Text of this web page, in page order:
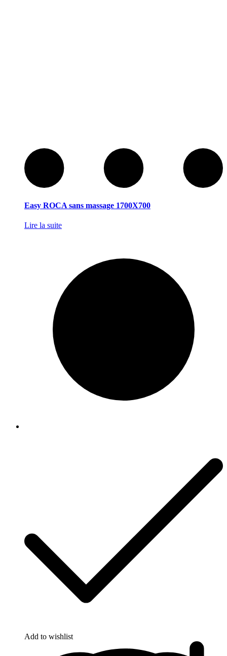
Easy ROCA sans massage 1700X700
Lire la suite
Add to wishlist